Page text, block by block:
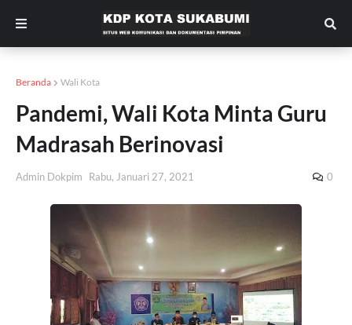
Beranda Wali Kota
Pandemi, Wali Kota Minta Guru
Madrasah Berinovasi
Admin Dokpim Rabu, Januari 27, 2021 0